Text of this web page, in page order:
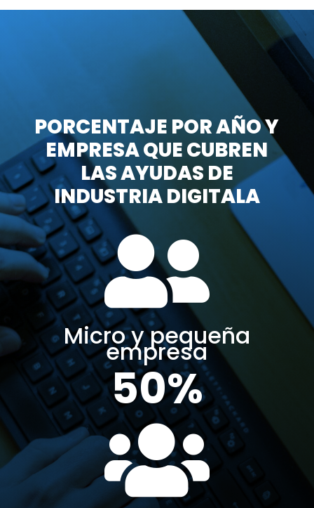
PORCENTAJE POR AÑO Y
EMPRESA QUE CUBREN
LAS AYUDAS DE
INDUSTRIA DIGITALA

Micro y pequeña
empresa
50%
